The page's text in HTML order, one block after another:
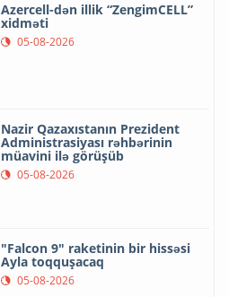
Azercell-dən illik “ZengimCELL”
xidməti
05-08-2026
Nazir Qazaxıstanın Prezident
Administrasiyası rəhbərinin
müavini ilə görüşüb
05-08-2026
"Falcon 9" raketinin bir hissəsi
Ayla toqquşacaq
05-08-2026